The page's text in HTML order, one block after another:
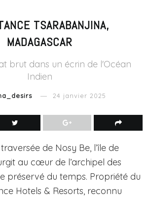
TSARABANJINA,
MADAGASCAR
brut dans un écrin de l'Océan
Indien
24 janvier 2025
de Nosy Be, l’île de
au cœur de l’archipel des
préservé du temps. Propriété du
Hotels & Resorts, reconnu